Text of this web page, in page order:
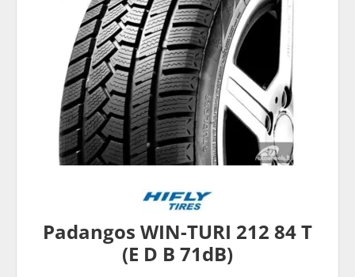
Padangos WIN-TURI 212 84 T
(E D B 71dB)